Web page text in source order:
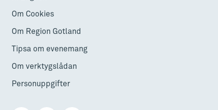
Om Cookies
Om Region Gotland
Tipsa om evenemang
Om verktygslådan
Personuppgifter